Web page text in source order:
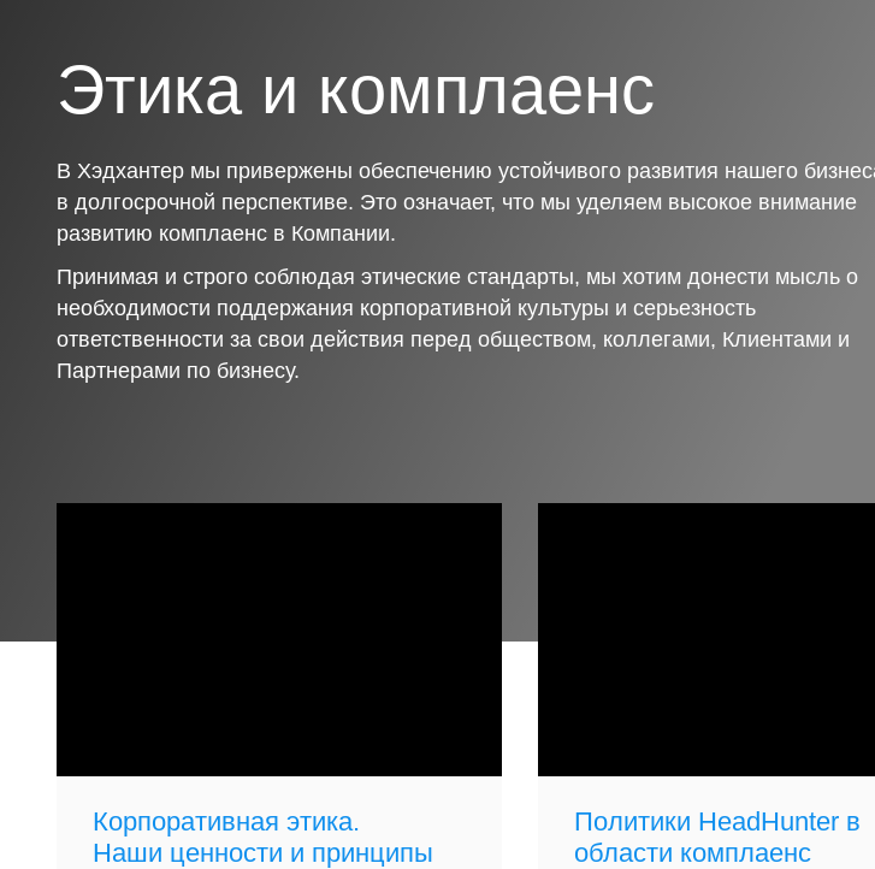
Этика и комплаенс
В Хэдхантер мы привержены обеспечению устойчивого развития нашего
в долгосрочной перспективе. Это означает, что мы уделяем высокое внимание
развитию комплаенс в Компании.
Принимая и строго соблюдая этические стандарты, мы хотим донести мысль о
необходимости поддержания корпоративной культуры и серьезность
ответственности за свои действия перед обществом, коллегами, Клиентами и
Партнерами по бизнесу.
Корпоративная этика.
Наши ценности и принципы
Политики HeadHunter в
области комплаенс